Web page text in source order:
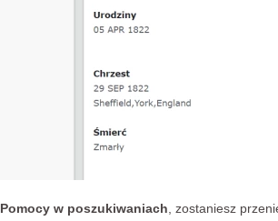
Pomocy w poszukiwaniach, zostaniesz